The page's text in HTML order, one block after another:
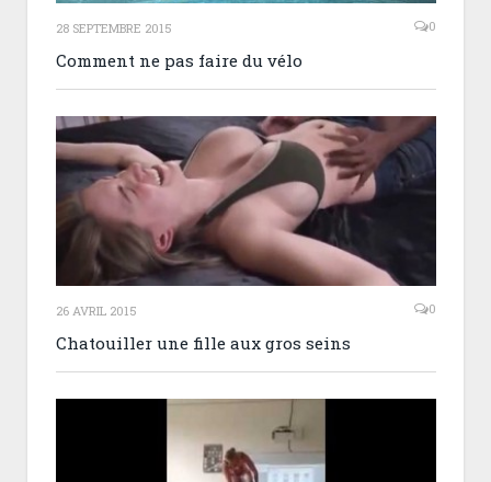
28 SEPTEMBRE 2015 0
Comment ne pas faire du vélo
26 AVRIL 2015 0
Chatouiller une fille aux gros seins